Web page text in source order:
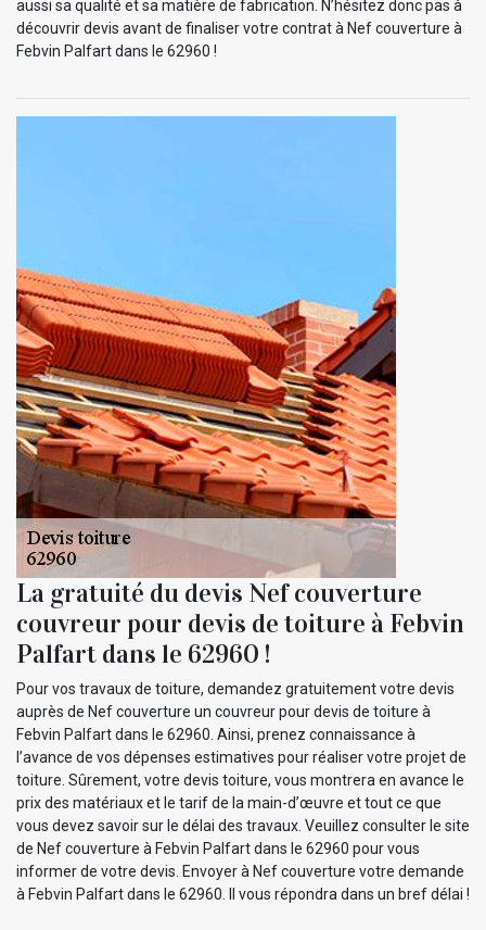
aussi sa qualité et sa matière de fabrication. N’hésitez donc pas à
découvrir devis avant de finaliser votre contrat à Nef couverture à
Febvin Palfart dans le 62960 !
La gratuité du devis Nef couverture
couvreur pour devis de toiture à Febvin
Palfart dans le 62960 !
Pour vos travaux de toiture, demandez gratuitement votre devis
auprès de Nef couverture un couvreur pour devis de toiture à
Febvin Palfart dans le 62960. Ainsi, prenez connaissance à
l’avance de vos dépenses estimatives pour réaliser votre projet de
toiture. Sûrement, votre devis toiture, vous montrera en avance le
prix des matériaux et le tarif de la main-d’œuvre et tout ce que
vous devez savoir sur le délai des travaux. Veuillez consulter le site
de Nef couverture à Febvin Palfart dans le 62960 pour vous
informer de votre devis. Envoyer à Nef couverture votre demande
à Febvin Palfart dans le 62960. Il vous répondra dans un bref délai !